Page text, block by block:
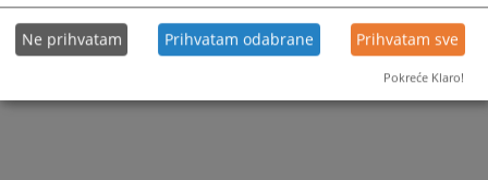
Ne prihvatam Prihvatam odabrane Prihvatam sve
Pokreće Klaro!